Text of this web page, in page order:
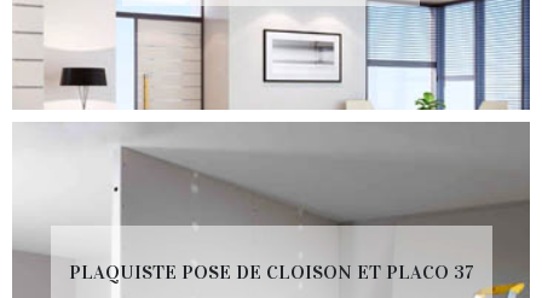
PLAQUISTE POSE DE CLOISON ET PLACO 37